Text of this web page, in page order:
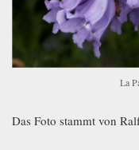
La
Das Foto stammt von